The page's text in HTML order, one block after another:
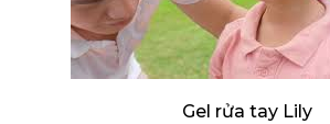
Gel rửa tay Lily